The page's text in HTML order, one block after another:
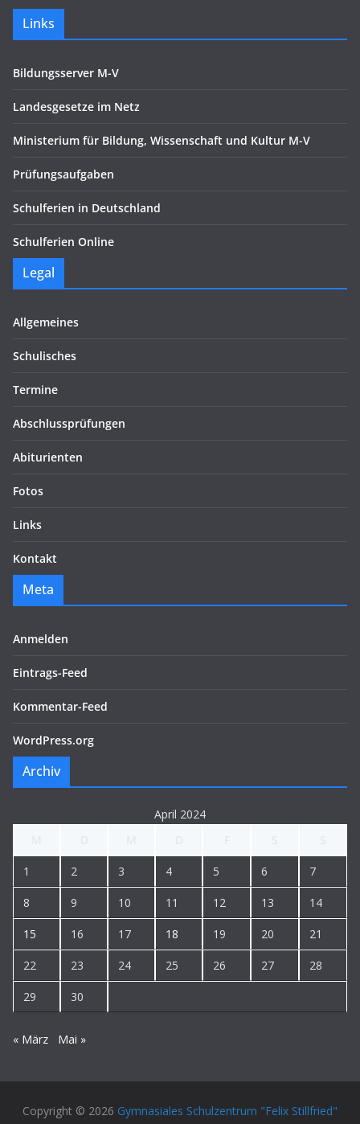
Links
Bildungsserver M-V
Landesgesetze im Netz
Ministerium für Bildung, Wissenschaft und Kultur M-V
Prüfungsaufgaben
Schulferien in Deutschland
Schulferien Online
Legal
Allgemeines
Schulisches
Termine
Abschlussprüfungen
Abiturienten
Fotos
Links
Kontakt
Meta
Anmelden
Eintrags-Feed
Kommentar-Feed
WordPress.org
Archiv
April 2024
1 2 3 4 5 6 7
8 9 10 11 12 13 14
15 16 17 18 19 20 21
22 23 24 25 26 27 28
29 30
« März Mai »
Copyright © 2026 Gymnasiales Schulzentrum "Felix Stillfried"